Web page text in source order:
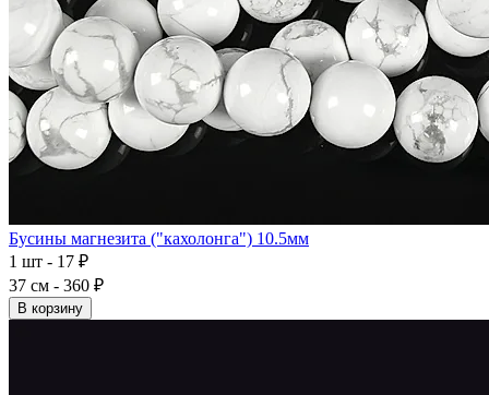
Бусины магнезита ("кахолонга") 10.5мм
1 шт - 17 ₽
37 см - 360 ₽
В корзину